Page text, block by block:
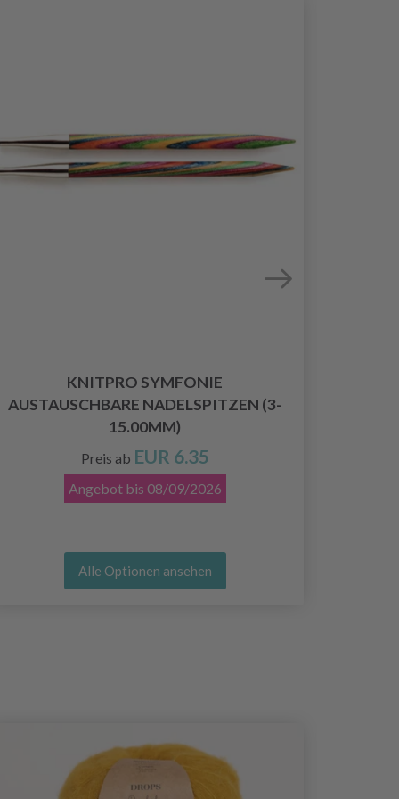
KNITPRO SYMFONIE
AUSTAUSCHBARE NADELSPITZEN (3-
15.00MM)
Preis ab EUR 6.35
Angebot bis 08/09/2026
Alle Optionen ansehen